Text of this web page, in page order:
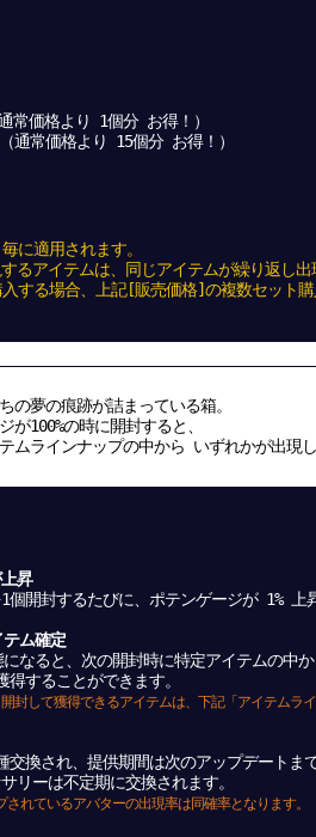
常価格より 1個分 お得！）
通常価格より 15個分 お得！）
に適用されます。
るアイテムは、同じアイテムが繰り返し出
する場合、上記[販売価格]の複数セット購
の夢の痕跡が詰まっている箱。
が100%の時に開封すると、
ムラインナップの中から いずれかが出現し
昇
開封するたびに、ポテンゲージが 1% 上昇
ム確定
ると、次の開封時に特定アイテムの中か
することができます。
封して獲得できるアイテムは、下記「アイテムラ
され、提供期間は次のアップデートまで
ーは不定期に交換されます。
れているアバターの出現率は同確率となります。